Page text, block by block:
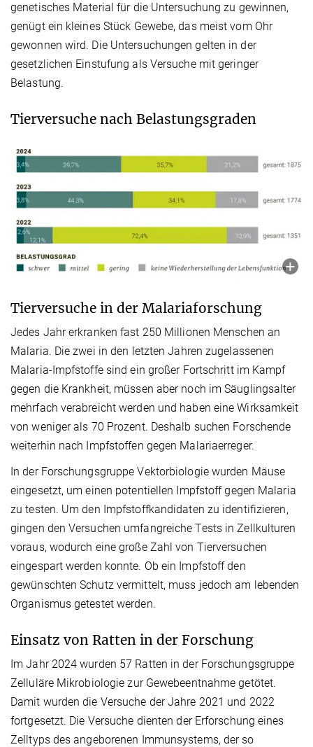
genetisches Material für die Untersuchung zu gewinnen,
genügt ein kleines Stück Gewebe, das meist vom Ohr
gewonnen wird. Die Untersuchungen gelten in der
gesetzlichen Einstufung als Versuche mit geringer
Belastung.
Tierversuche nach Belastungsgraden
Tierversuche in der Malariaforschung
Jedes Jahr erkranken fast 250 Millionen Menschen an
Malaria. Die zwei in den letzten Jahren zugelassenen
Malaria-Impfstoffe sind ein großer Fortschritt im Kampf
gegen die Krankheit, müssen aber noch im Säuglingsalter
mehrfach verabreicht werden und haben eine Wirksamkeit
von weniger als 70 Prozent. Deshalb suchen Forschende
weiterhin nach Impfstoffen gegen Malariaerreger.
In der Forschungsgruppe Vektorbiologie wurden Mäuse
eingesetzt, um einen potentiellen Impfstoff gegen Malaria
zu testen. Um den Impfstoffkandidaten zu identifizieren,
gingen den Versuchen umfangreiche Tests in Zellkulturen
voraus, wodurch eine große Zahl von Tierversuchen
eingespart werden konnte. Ob ein Impfstoff den
gewünschten Schutz vermittelt, muss jedoch am lebenden
Organismus getestet werden.
Einsatz von Ratten in der Forschung
Im Jahr 2024 wurden 57 Ratten in der Forschungsgruppe
Zelluläre Mikrobiologie zur Gewebeentnahme getötet.
Damit wurden die Versuche der Jahre 2021 und 2022
fortgesetzt. Die Versuche dienten der Erforschung eines
Zelltyps des angeborenen Immunsystems, der so